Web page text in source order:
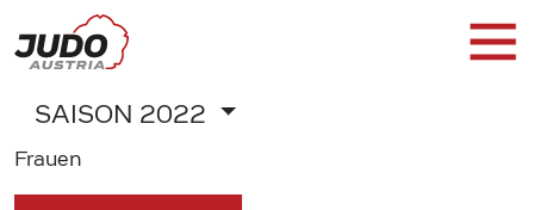
SAISON 2022
Frauen